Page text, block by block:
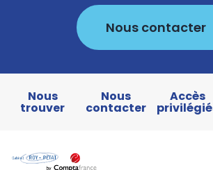
Nous contacter
Nous
trouver
Nous
contacter
Accès